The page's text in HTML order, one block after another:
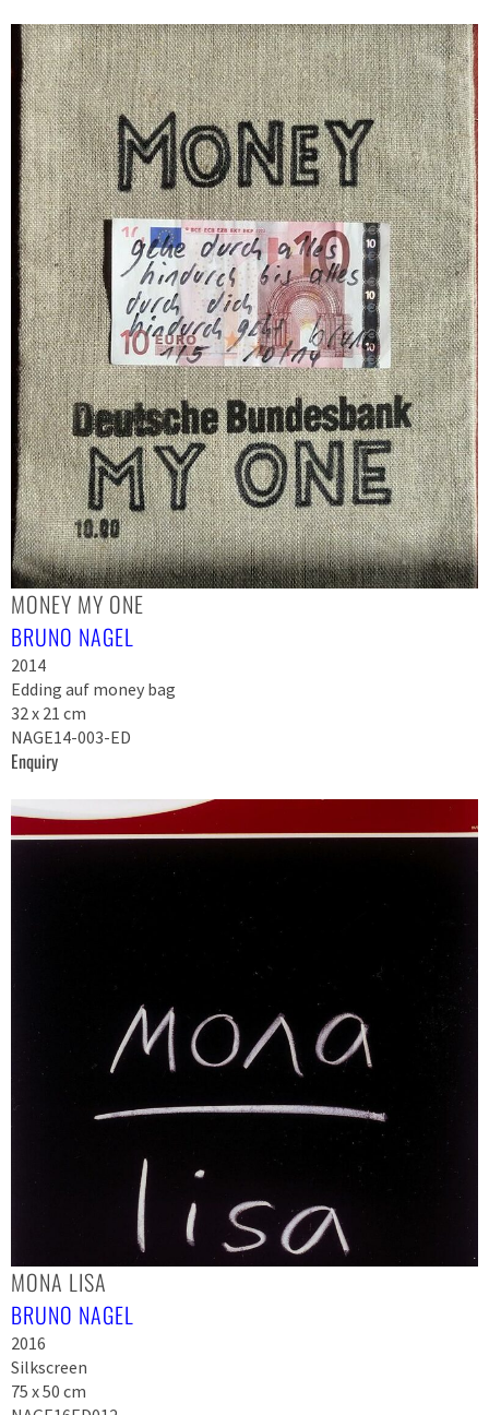
MONEY MY ONE
BRUNO NAGEL
2014
Edding auf money bag
32 x 21 cm
NAGE14-003-ED
Enquiry
MONA LISA
BRUNO NAGEL
2016
Silkscreen
75 x 50 cm